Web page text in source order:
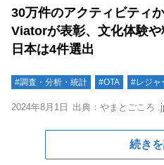
30万件のアクティビティ
Viatorが表彰、文化体験や
日本は4件選出
#調査・分析・統計 #OTA #レジャ
2024年8月1日 出典：やまとごころ
続き